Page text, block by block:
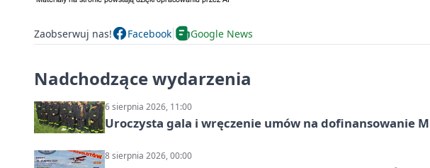
Zaobserwuj nas! Facebook Google News
Nadchodzące wydarzenia
6 sierpnia 2026, 11:00
Uroczysta gala i wręczenie umów na dofinansowanie
8 sierpnia 2026, 00:00